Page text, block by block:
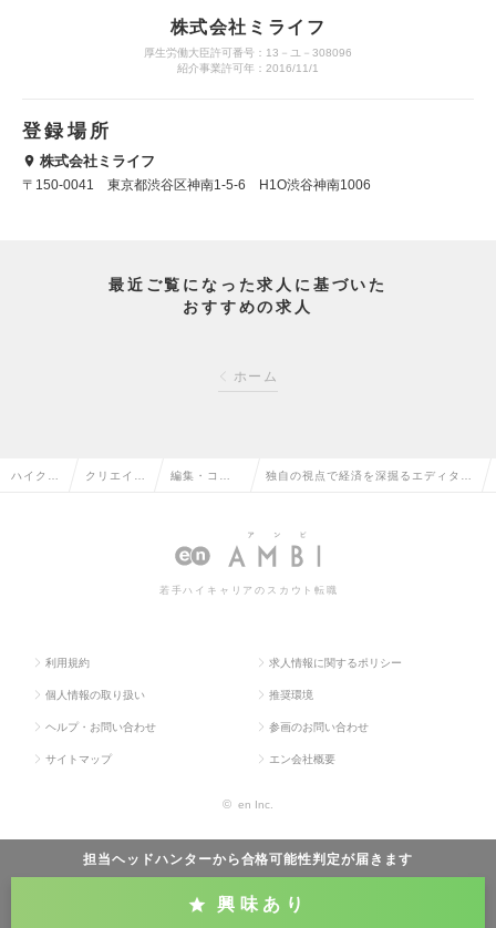
株式会社ミライフ
厚生労働大臣許可番号：13－ユ－308096
紹介事業許可年：2016/11/1
登録場所
株式会社ミライフ
〒150-0041 東京都渋谷区神南1-5-6 H1O渋谷神南1006
最近ご覧になった求人に基づいた
おすすめの求人
ホーム
担当ヘッドハンターから合格可能性判定が届きます
興味あり
ハイクラ クリエイテ 編集・コピ
の転職
独自の視点で経済を深掘るエディター
求人情報
若手ハイキャリアのスカウト転職
利用規約 求人情報に関するポリシー
個人情報の取り扱い 推奨環境
ヘルプ・お問い合わせ 参画のお問い合わせ
サイトマップ エン会社概要
© en Inc.